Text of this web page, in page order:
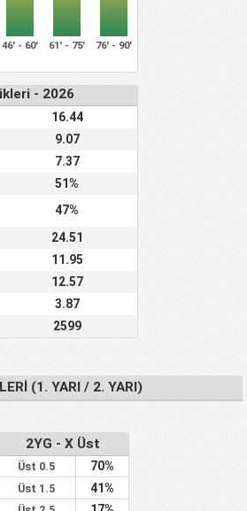
46' - 60' 61' - 75' 76' - 90'
- 2026
16.44
9.07
7.37
51%
47%
24.51
11.95
12.57
3.87
2599
(1. YARI / 2. YARI)
2YG - X Üst
Üst 0.5 70%
Üst 1.5 41%